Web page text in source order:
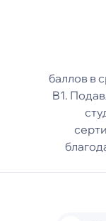
баллов в
B1.